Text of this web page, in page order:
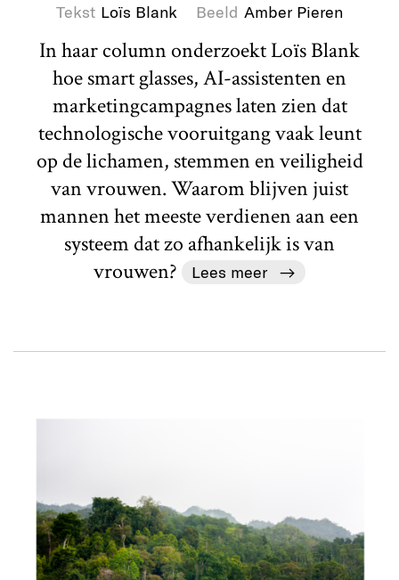
Tekst Loïs Blank Beeld Amber Pieren
In haar column onderzoekt Loïs Blank
hoe smart glasses, AI-assistenten en
marketingcampagnes laten zien dat
technologische vooruitgang vaak leunt
op de lichamen, stemmen en veiligheid
van vrouwen. Waarom blijven juist
mannen het meeste verdienen aan een
systeem dat zo afhankelijk is van
vrouwen?
Lees meer